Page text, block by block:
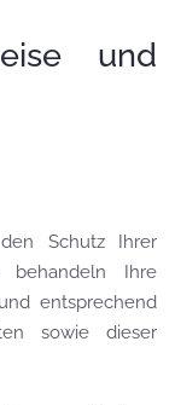
und
Schutz Ihrer
Ihre
entsprechend
sowie dieser